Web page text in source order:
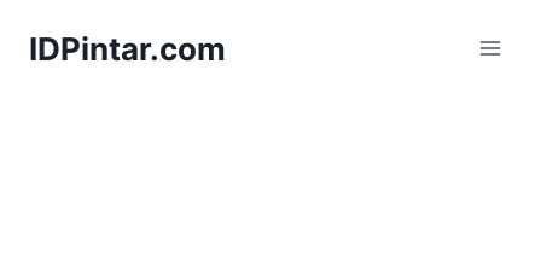
IDPintar.com